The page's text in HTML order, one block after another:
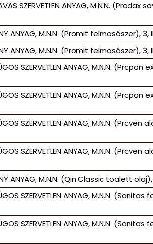
SZERVETLEN ANYAG, M.N.N. (Prodax
ANYAG, M.N.N. (Promit felmosószer), 3,
ANYAG, M.N.N. (Promit felmosószer), 3,
SZERVETLEN ANYAG, M.N.N. (Propon
SZERVETLEN ANYAG, M.N.N. (Propon
SZERVETLEN ANYAG, M.N.N.
SZERVETLEN ANYAG, M.N.N.
ANYAG, M.N.N. (Qin Classic toalett
SZERVETLEN ANYAG, M.N.N.
SZERVETLEN ANYAG, M.N.N.